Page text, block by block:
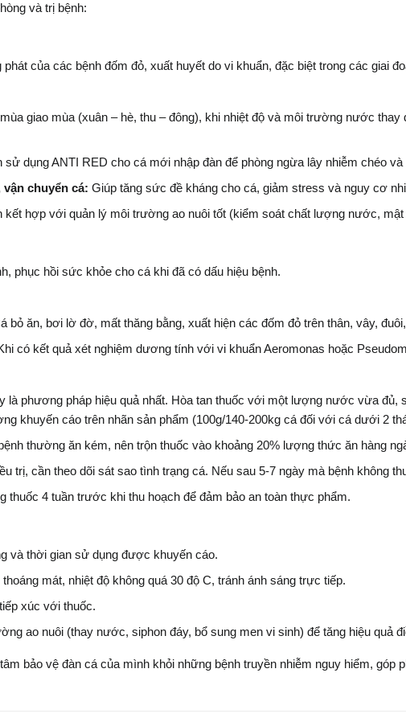
và trị bệnh:
của các bệnh đốm đỏ, xuất huyết do vi khuẩn, đặc biệt trong các giai
giao mùa (xuân – hè, thu – đông), khi nhiệt độ và môi trường nước
sử dụng ANTI RED cho cá mới nhập đàn để phòng ngừa lây nhiễm chéo
chuyển cá: Giúp tăng sức đề kháng cho cá, giảm stress và nguy cơ
kết hợp với quản lý môi trường ao nuôi tốt (kiểm soát chất lượng nước,
phục hồi sức khỏe cho cá khi đã có dấu hiệu bệnh.
bỏ ăn, bơi lờ đờ, mất thăng bằng, xuất hiện các đốm đỏ trên thân, vây,
có kết quả xét nghiệm dương tính với vi khuẩn Aeromonas hoặc
là phương pháp hiệu quả nhất. Hòa tan thuốc với một lượng nước vừa
khuyến cáo trên nhãn sản phẩm (100g/140-200kg cá đối với cá dưới 2
thường ăn kém, nên trộn thuốc vào khoảng 20% lượng thức ăn hàng
trị, cần theo dõi sát sao tình trạng cá. Nếu sau 5-7 ngày mà bệnh không
thuốc 4 tuần trước khi thu hoạch để đảm bảo an toàn thực phẩm.
và thời gian sử dụng được khuyến cáo.
mát, nhiệt độ không quá 30 độ C, tránh ánh sáng trực tiếp.
xúc với thuốc.
ao nuôi (thay nước, siphon đáy, bổ sung men vi sinh) để tăng hiệu quả
bảo vệ đàn cá của mình khỏi những bệnh truyền nhiễm nguy hiểm, góp